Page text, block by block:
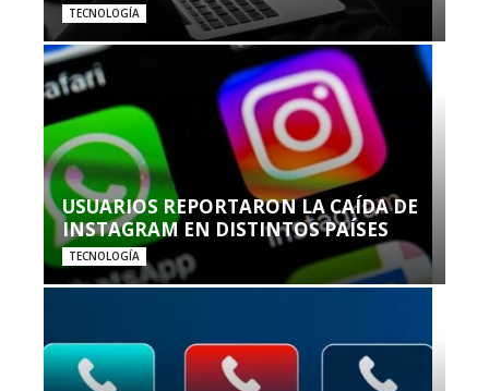
TECNOLOGÍA
USUARIOS REPORTARON LA CAÍDA DE
INSTAGRAM EN DISTINTOS PAÍSES
TECNOLOGÍA